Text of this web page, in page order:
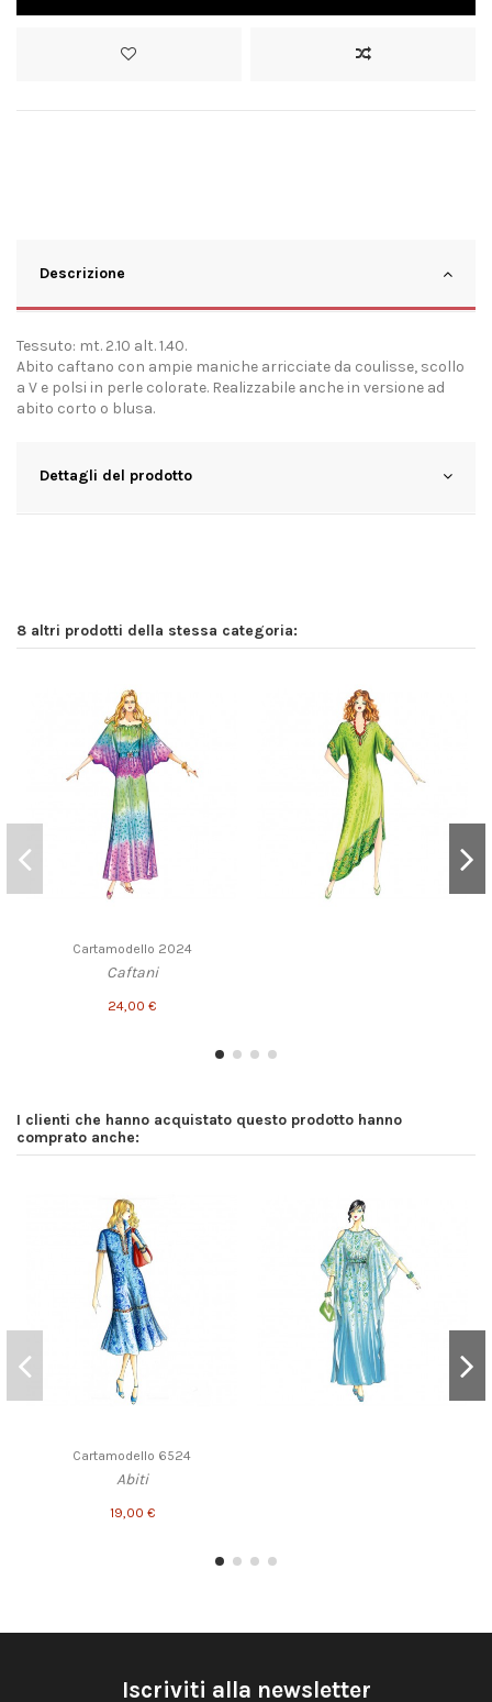
Descrizione
Tessuto: mt. 2.10 alt. 1.40.
Abito caftano con ampie maniche arricciate da coulisse, scollo
a V e polsi in perle colorate. Realizzabile anche in versione ad
abito corto o blusa.
Dettagli del prodotto
8 altri prodotti della stessa categoria:
Cartamodello 2024
Caftani
24,00 €
I clienti che hanno acquistato questo prodotto hanno
comprato anche:
Cartamodello 6524
Abiti
19,00 €
Iscriviti alla newsletter